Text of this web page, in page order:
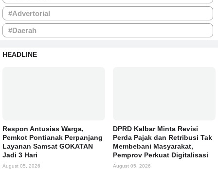
#Advertorial
#Daerah
HEADLINE
Respon Antusias Warga,
Pemkot Pontianak Perpanjang
Layanan Samsat GOKATAN
Jadi 3 Hari
August 05, 2026
DPRD Kalbar Minta Revisi
Perda Pajak dan Retribusi Tak
Membebani Masyarakat,
Pemprov Perkuat Digitalisasi
August 05, 2026